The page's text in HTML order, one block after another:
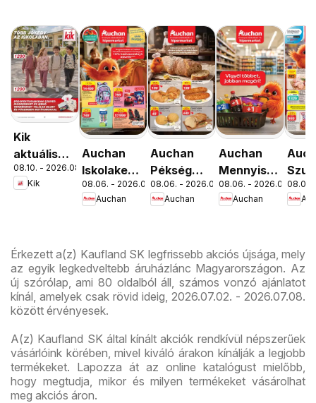
Kik
aktuális
akciós
újság
08.10. - 2026.08.16.
Kik
Auchan
Iskolakezdés
ajánlatok
08.06. - 2026.08.19.
Auchan
Auchan
Pékség
ajánlataink
08.06. - 2026.08.12.
Auchan
Auchan
Mennyiségi
kedvezmény
ajánlataink
08.06. - 2026.08.19.
Auchan
08.06.
Érkezett a(z) Kaufland SK legfrissebb akciós újsága, mely
az egyik legkedveltebb áruházlánc Magyarországon. Az
új szórólap, ami 80 oldalból áll, számos vonzó ajánlatot
kínál, amelyek csak rövid ideig, 2026.07.02. - 2026.07.08.
között érvényesek.
A(z) Kaufland SK által kínált akciók rendkívül népszerűek
vásárlóink körében, mivel kiváló árakon kínálják a legjobb
termékeket. Lapozza át az online katalógust mielőbb,
hogy megtudja, mikor és milyen termékeket vásárolhat
meg akciós áron.